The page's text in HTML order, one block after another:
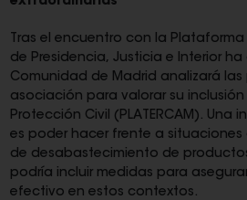
Tras el encuentro con la
de Presidencia, Justicia e Interior
Comunidad de Madrid analizará
asociación para valorar su inclusión
Protección Civil (PLATERCAM).
es poder hacer frente a situaciones
de desabastecimiento de
podría incluir medidas para
efectivo en estos contextos.